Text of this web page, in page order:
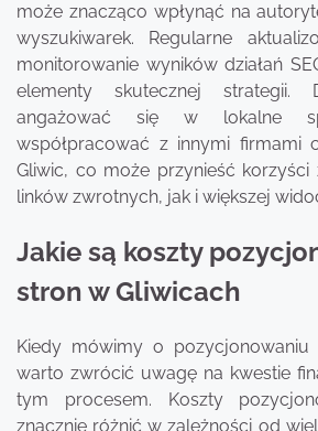
może znacząco wpłynąć na
wyszukiwarek. Regularne
monitorowanie wyników działań
elementy skutecznej strategii.
angażować się w lokalne
współpracować z innymi firmami
Gliwic, co może przynieść
linków zwrotnych, jak i większej
Jakie są koszty
stron w Gliwicach
Kiedy mówimy o pozycjonowaniu
warto zwrócić uwagę na kwestie
tym procesem. Koszty
znacznie różnić w zależności od